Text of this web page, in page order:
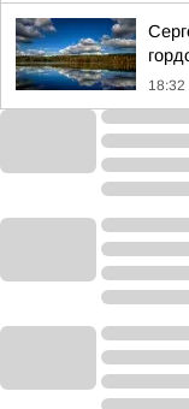
18:32